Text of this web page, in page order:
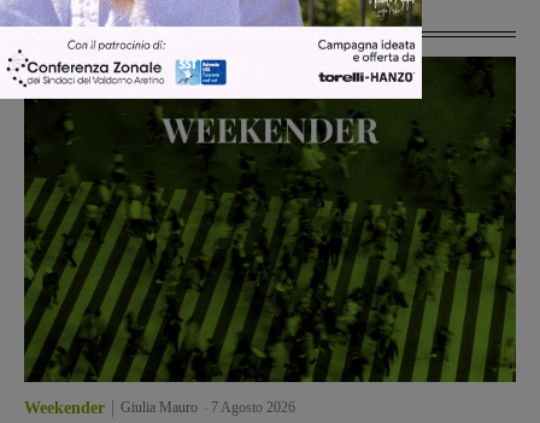
Ultime Notizie
Weekender Giulia Mauro 7 Agosto 2026